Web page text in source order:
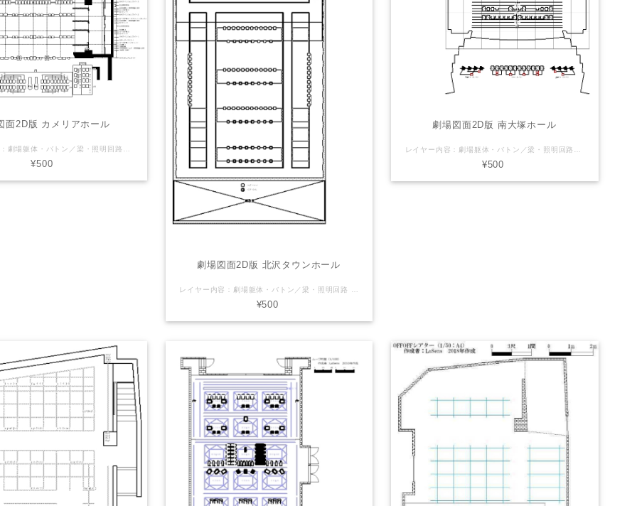
面2D版 カメリアホール
レイヤー内容：劇場躯体・バトン／梁・照明回路・音響回路・断面図・基本吊り LaSensのオリジナル（非公式）Vectorworks図面を販売しております。 【注意】（下記ご了承頂ける方のみご利用下さい） ※誤差や誤表記がある可能性があります。 ※2次利用・商用利用可 ※Vectorworksデータはバージョン2011で製作しております ※使用される方の責任でご自由にお使いください。 ご利用にあたっては当サイトは一切の責任を負わないものとします。 劇場さん側で公式図面(pdfやvector works等)を配布している場合がありますので そちらを併せてご確認・ご利用下さい。
¥500
劇場図面2D版 北沢タウンホール
¥500
劇場図面2D版 南大塚ホール
¥500